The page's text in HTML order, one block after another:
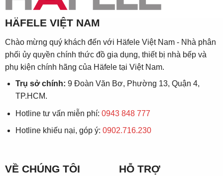
HÄFELE VIỆT NAM
Chào mừng quý khách đến với Häfele Việt Nam - Nhà phân
phối ủy quyền chính thức đồ gia dụng, thiết bị nhà bếp và
phụ kiện chính hãng của Häfele tại Việt Nam.
Trụ sở chính: 9 Đoàn Văn Bơ, Phường 13, Quận 4,
TP.HCM.
Hotline tư vấn miễn phí: 0943 848 777
Hotline khiếu nại, góp ý: 0902.716.230
VỀ CHÚNG TÔI HỖ TRỢ